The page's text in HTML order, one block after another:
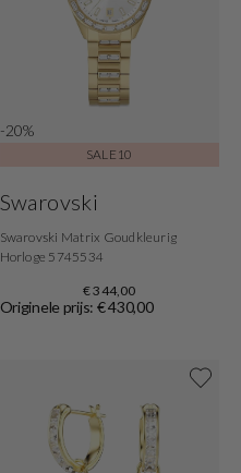
-20%
SALE10
Swarovski
Swarovski Matrix Goudkleurig
Horloge 5745534
€ 344,00
Originele prijs: € 430,00